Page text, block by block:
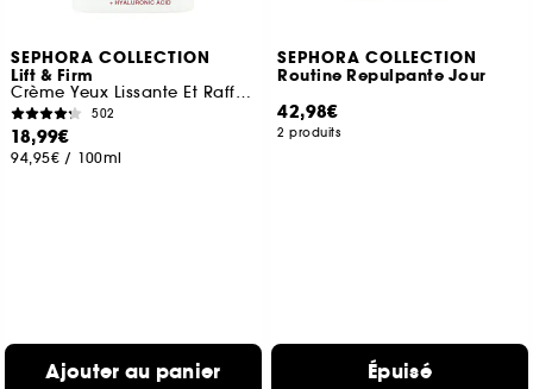
SEPHORA COLLECTION
Lift & Firm
Crème Yeux Lissante Et Raffermissante
502
18,99€
94,95€ / 100ml
Ajouter au panier
SEPHORA COLLECTION
Routine Repulpante Jour
42,98€
2 produits
Épuisé